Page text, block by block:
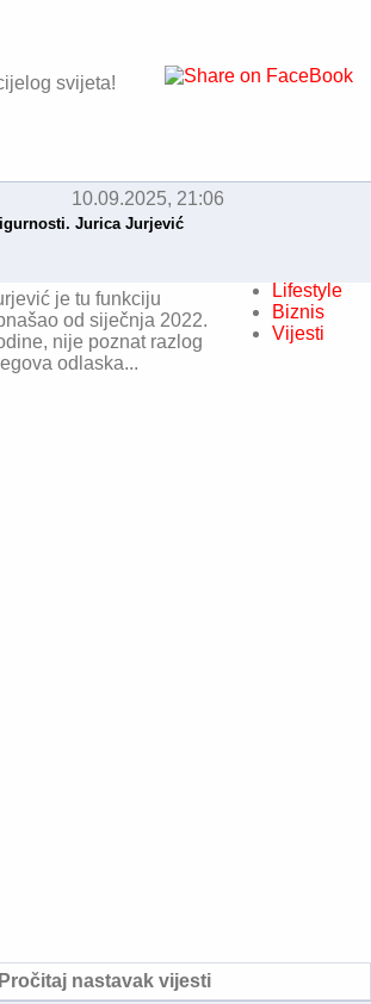
svijeta!
Lifestyle
Biznis
Vijesti
10.09.2025, 21:06
Jurica Jurjević
je tu funkciju
od siječnja 2022.
nije poznat razlog
odlaska...
Pročitaj nastavak vijesti